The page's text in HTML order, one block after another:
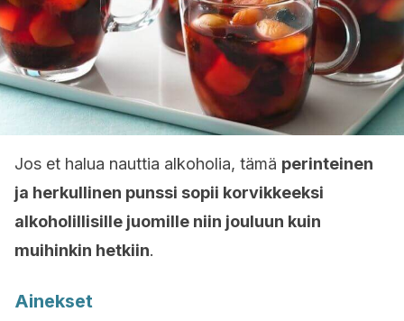
Jos et halua nauttia alkoholia, tämä perinteinen
ja herkullinen punssi sopii korvikkeeksi
alkoholillisille juomille niin jouluun kuin
muihinkin hetkiin.
Ainekset